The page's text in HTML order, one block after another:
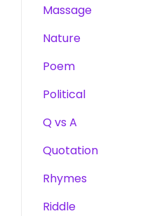
Massage
Nature
Poem
Political
Q vs A
Quotation
Rhymes
Riddle